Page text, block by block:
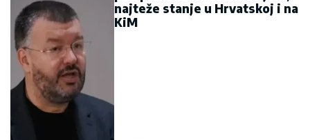
najteže stanje u Hrvatskoj i na
KiM